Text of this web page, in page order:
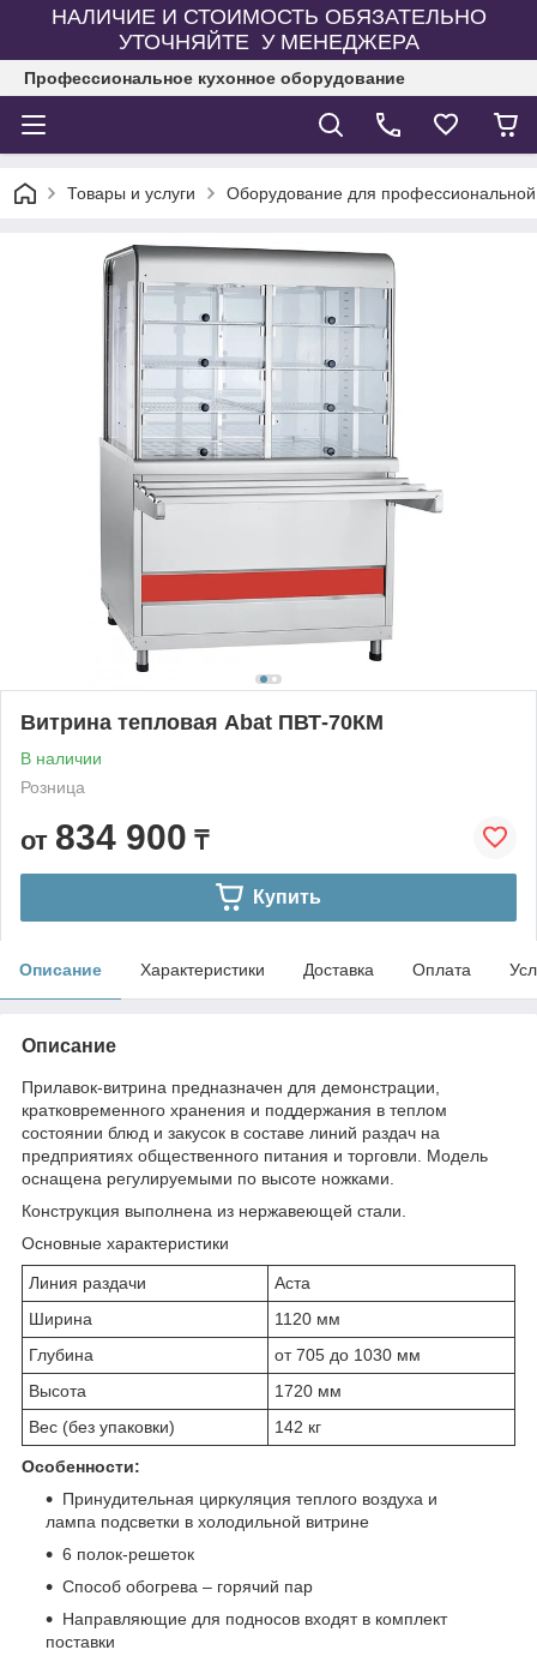
НАЛИЧИЕ И СТОИМОСТЬ ОБЯЗАТЕЛЬНО
УТОЧНЯЙТЕ У МЕНЕДЖЕРА
Профессиональное кухонное оборудование
Товары и услуги Оборудование для профессиональной
Витрина тепловая Abat ПВТ-70КМ
В наличии
Розница
от 834 900 ₸
Купить
Описание Характеристики Доставка Оплата
Описание
Прилавок-витрина предназначен для демонстрации,
кратковременного хранения и поддержания в теплом
состоянии блюд и закусок в составе линий раздач на
предприятиях общественного питания и торговли. Модель
оснащена регулируемыми по высоте ножками.
Конструкция выполнена из нержавеющей стали.
Основные характеристики
Линия раздачи
Аста
Ширина
1120 мм
Глубина
от 705 до 1030 мм
Высота
1720 мм
Вес (без упаковки)
142 кг
Особенности:
Принудительная циркуляция теплого воздуха и
лампа подсветки в холодильной витрине
6 полок-решеток
Способ обогрева – горячий пар
Направляющие для подносов входят в комплект
поставки